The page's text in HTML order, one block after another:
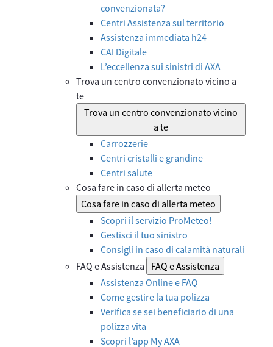
convenzionata?
Centri Assistenza sul territorio
Assistenza immediata h24
CAI Digitale
L’eccellenza sui sinistri di AXA
Trova un centro convenzionato vicino a
te
Trova un centro convenzionato vicino
a te
Carrozzerie
Centri cristalli e grandine
Centri salute
Cosa fare in caso di allerta meteo
Cosa fare in caso di allerta meteo
Scopri il servizio ProMeteo!
Gestisci il tuo sinistro
Consigli in caso di calamità naturali
FAQ e Assistenza
FAQ e Assistenza
Assistenza Online e FAQ
Come gestire la tua polizza
Verifica se sei beneficiario di una
polizza vita
Scopri l’app My AXA